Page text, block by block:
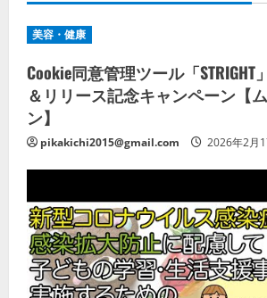
美容・健康
Cookie同意管理ツール「
＆リリース記念キャンペーン【
ン】
pikakichi2015@gmail.com 2026年2月